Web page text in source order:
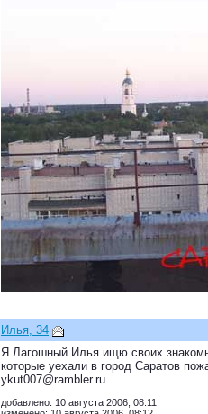
Илья, 34
Я Лагошный Илья ищю своих
которые уехали в город Саратов
ykut007@rambler.ru
добавлено: 10 августа 2006, 08:11